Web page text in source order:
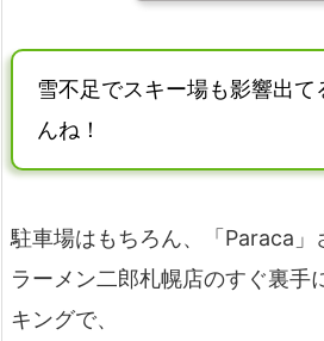
雪不足でスキー場も影響出て
んね！
駐車場はもちろん、「Paraca」
ラーメン二郎札幌店のすぐ裏手
キングで、